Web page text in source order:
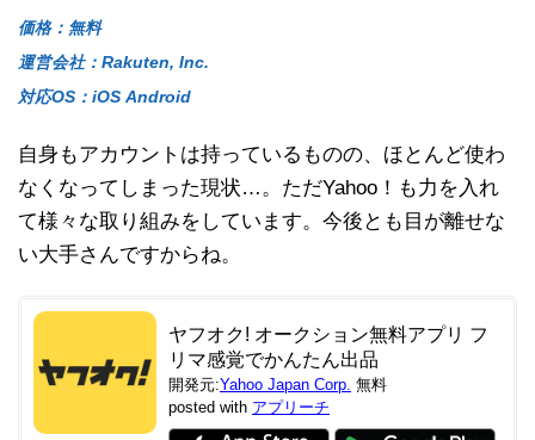
価格：無料
運営会社：Rakuten, Inc.
対応OS：iOS Android
自身もアカウントは持っているものの、ほとんど使わ
なくなってしまった現状…。ただYahoo！も力を入れ
て様々な取り組みをしています。今後とも目が離せな
い大手さんですからね。
ヤフオク! オークション無料アプリ フ
リマ感覚でかんたん出品
開発元:Yahoo Japan Corp. 無料
posted with アプリーチ